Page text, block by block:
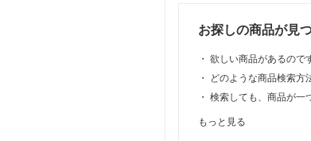
お探しの商品が見
・ 欲しい商品があるので
・
どのような商品検索方
・ 検索しても、商品が一
もっと見る